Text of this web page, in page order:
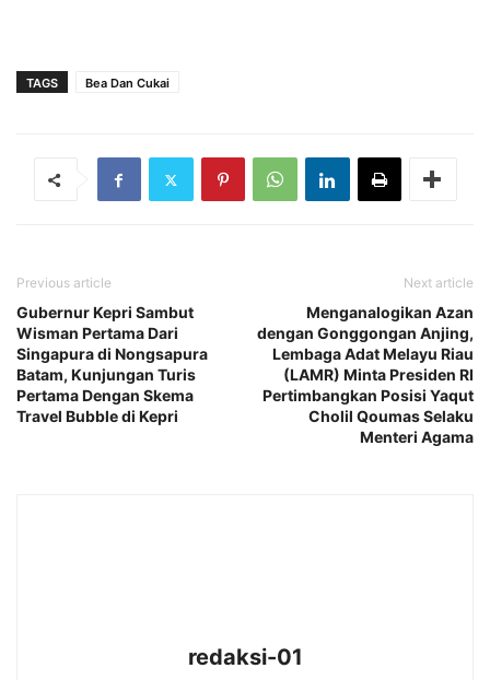
TAGS Bea Dan Cukai
Previous article
Gubernur Kepri Sambut
Wisman Pertama Dari
Singapura di Nongsapura
Batam, Kunjungan Turis
Pertama Dengan Skema
Travel Bubble di Kepri
Next article
Menganalogikan Azan
dengan Gonggongan Anjing,
Lembaga Adat Melayu Riau
(LAMR) Minta Presiden RI
Pertimbangkan Posisi Yaqut
Cholil Qoumas Selaku
Menteri Agama
redaksi-01